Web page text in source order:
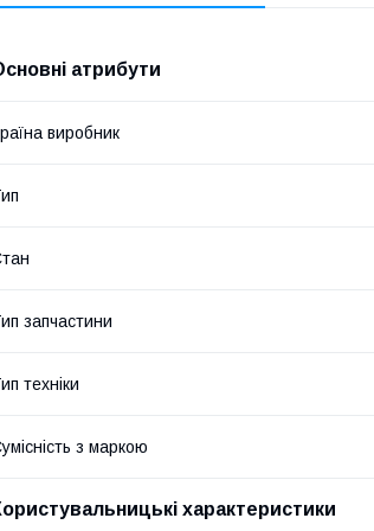
атрибути
виробник
запчастини
техніки
з маркою
характеристики